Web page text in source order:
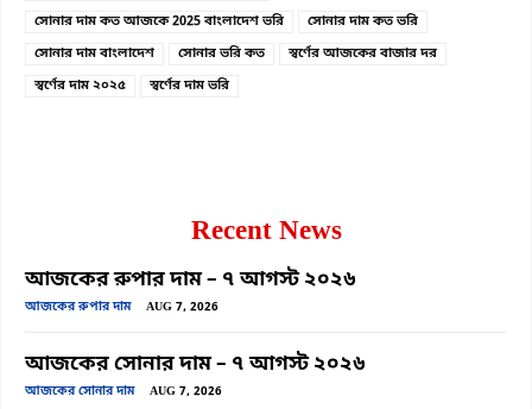
সোনার দাম কত আজকে 2025 বাংলাদেশ ভরি
সোনার দাম কত ভরি
সোনার দাম বাংলাদেশ
সোনার ভরি কত
স্বর্ণের আজকের বাজার দর
স্বর্ণের দাম ২০২৫
স্বর্ণের দাম ভরি
Recent News
আজকের রুপার দাম – ৭ আগস্ট ২০২৬
আজকের রুপার দাম AUG 7, 2026
আজকের সোনার দাম – ৭ আগস্ট ২০২৬
আজকের সোনার দাম AUG 7, 2026